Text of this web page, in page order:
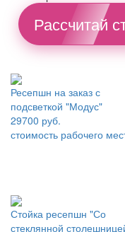
Рассчитай
Ресепшн на заказ с
подсветкой "Модус"
29700 руб.
стоимость рабочего
Стойка ресепшн "Со
стеклянной